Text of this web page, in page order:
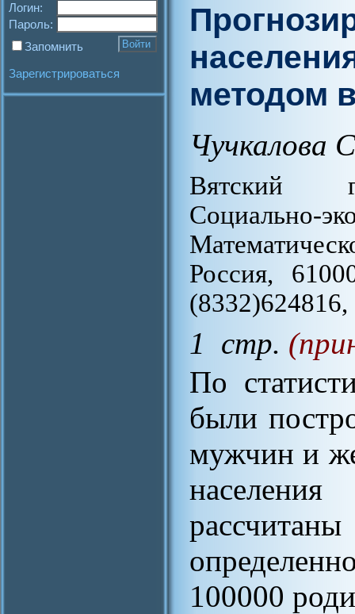
Логин:
Пароль:
Запомнить
Зарегистрироваться
методом
Чучкалова
Вятский
Россия,
1 стр.
По
были
мужчин и
100000